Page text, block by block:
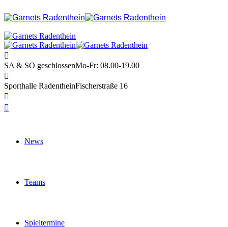
SA & SO geschlossenMo-Fr: 08.00-19.00
Sporthalle RadentheinFischerstraße 16
News
Teams
Spieltermine